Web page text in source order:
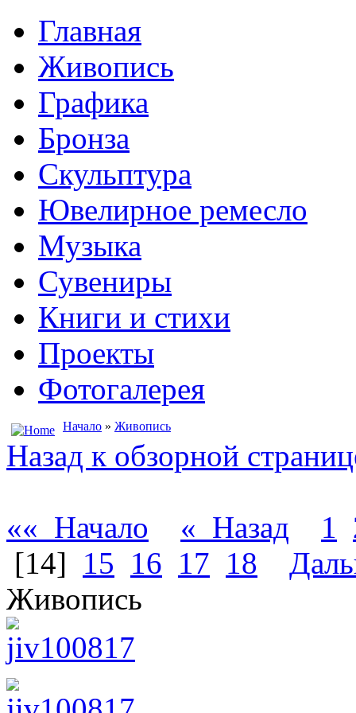
Главная
Живопись
Графика
Бронза
Скульптура
Ювелирное ремесло
Музыка
Сувениры
Книги и стихи
Проекты
Фотогалерея
Начало » Живопись
Назад к обзорной
«« Начало « Назад 1
[14] 15 16 17 18
Живопись